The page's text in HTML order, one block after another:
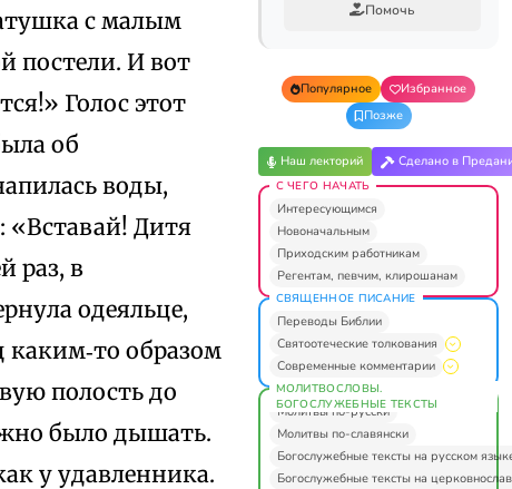
с малым
постели. И вот
Голос этот
об
воды,
«Вставай! Дитя
раз, в
одеяльце,
образом
полость до
было дышать.
у удавленника.
Помочь
Популярное
Избранное
Позже
Наш лекторий Сделано в
С ЧЕГО НАЧАТЬ
Интересующимся
Новоначальным
Приходским работникам
Регентам, певчим, клирошанам
СВЯЩЕННОЕ ПИСАНИЕ
Переводы Библии
Святоотеческие толкования
Современные комментарии
МОЛИТВОСЛОВЫ.
БОГОСЛУЖЕБНЫЕ ТЕКСТЫ
Молитвы по-русски
Молитвы по-славянски
Богослужебные тексты на русском
Богослужебные тексты на